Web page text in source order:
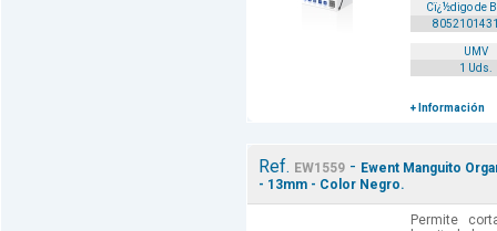
Cï¿½digo de
UMV
1 Uds.
+ Información
Ref. EW1559 - Ewent Manguito
- 13mm - Color Negro.
Permite